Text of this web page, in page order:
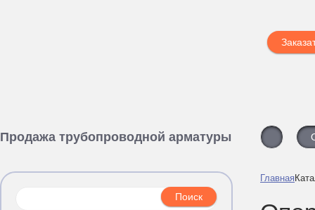
Продажа трубопроводной арматуры
Главная